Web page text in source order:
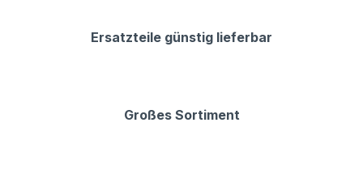
Ersatzteile günstig lieferbar
Großes Sortiment